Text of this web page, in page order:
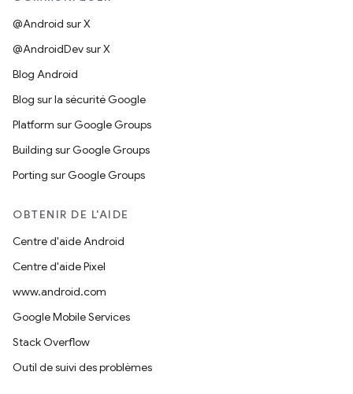
@Android sur X
@AndroidDev sur X
Blog Android
Blog sur la sécurité Google
Platform sur Google Groups
Building sur Google Groups
Porting sur Google Groups
OBTENIR DE L'AIDE
Centre d'aide Android
Centre d'aide Pixel
www.android.com
Google Mobile Services
Stack Overflow
Outil de suivi des problèmes